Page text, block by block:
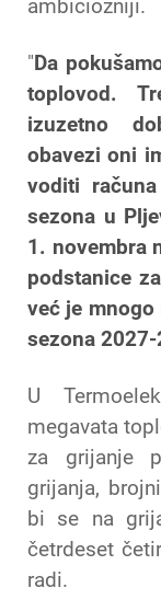
ambiciozniji.
"Da
toplovod.
izuzetno
obavezi oni
voditi
sezona u
1. novembra
podstanice
već je
sezona
U
megavata
za grijanje
grijanja,
bi se na
četrdeset
radi.